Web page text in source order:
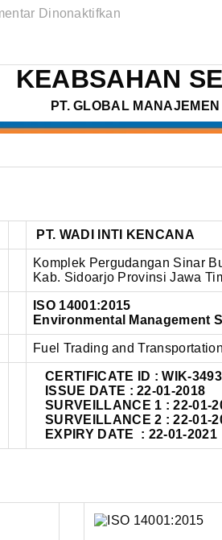
Dinonaktifkan
INTI
ISO
KEABSAHAN
PT. GLOBAL
PT. WADI INTI KENCANA
Komplek Pergudangan Sinar
Kab. Sidoarjo Provinsi Jawa
ISO 14001:2015
Environmental Management
Fuel Trading and
CERTIFICATE ID : WIK-
ISSUE DATE : 22-01-2018
SURVEILLANCE 1 : 22-01-
SURVEILLANCE 2 : 22-01-
EXPIRY DATE : 22-01-2021